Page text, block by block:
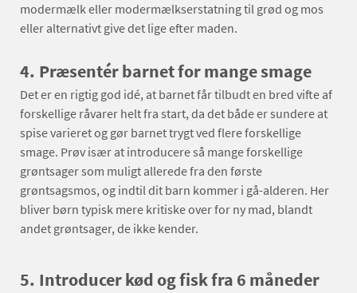
modermælk eller modermælkserstatning til grød og mos
eller alternativt give det lige efter maden.
4. Præsentér barnet for mange smage
Det er en rigtig god idé, at barnet får tilbudt en bred vifte af
forskellige råvarer helt fra start, da det både er sundere at
spise varieret og gør barnet trygt ved flere forskellige
smage. Prøv især at introducere så mange forskellige
grøntsager som muligt allerede fra den første
grøntsagsmos, og indtil dit barn kommer i gå-alderen. Her
bliver børn typisk mere kritiske over for ny mad, blandt
andet grøntsager, de ikke kender.
5. Introducer kød og fisk fra 6 måneder